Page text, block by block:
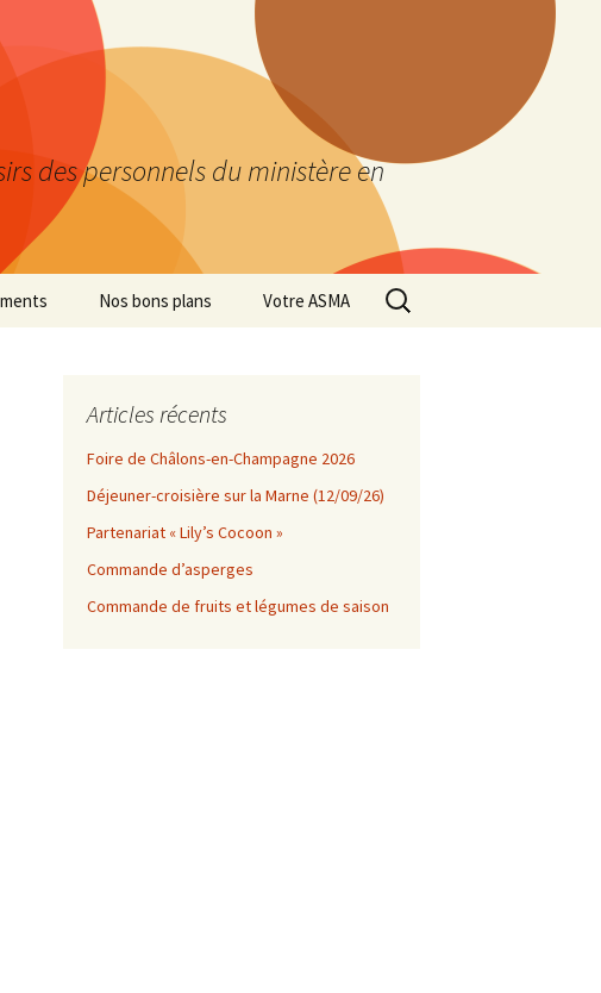
des personnels du ministère en
Nos bons plans Votre ASMA
Rechercher :
Articles récents
Foire de Châlons-en-Champagne 2026
Déjeuner-croisière sur la Marne (12/09/26)
Partenariat « Lily’s Cocoon »
Commande d’asperges
Commande de fruits et légumes de saison